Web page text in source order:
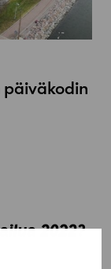
päiväkodin